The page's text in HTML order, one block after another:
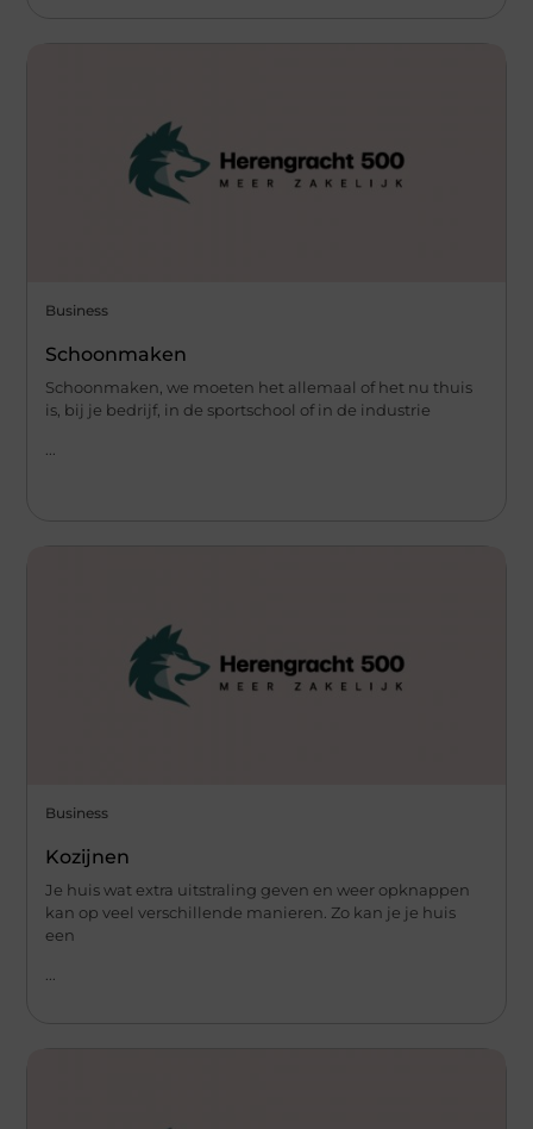
Business
Schoonmaken
Schoonmaken, we moeten het allemaal of het nu thuis
is, bij je bedrijf, in de sportschool of in de industrie
Business
Kozijnen
Je huis wat extra uitstraling geven en weer opknappen
kan op veel verschillende manieren. Zo kan je je huis
een
...